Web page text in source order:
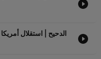
الدحيح | استقلال أمريكا